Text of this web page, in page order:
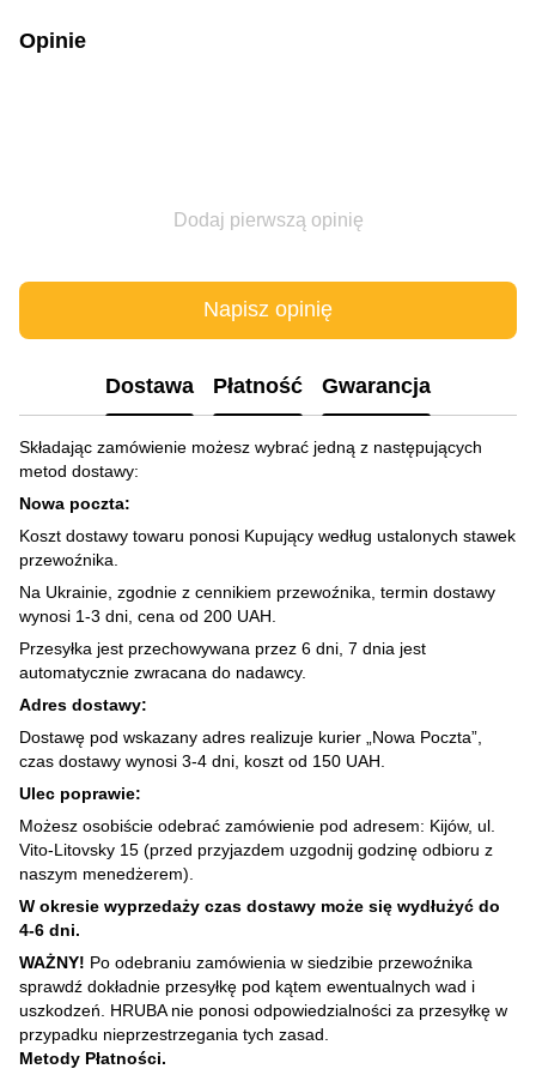
Opinie
Dodaj pierwszą opinię
Napisz opinię
Dostawa Płatność Gwarancja
Składając zamówienie możesz wybrać jedną z następujących
metod dostawy:
Nowa poczta:
Koszt dostawy towaru ponosi Kupujący według ustalonych stawek
przewoźnika.
Na Ukrainie, zgodnie z cennikiem przewoźnika, termin dostawy
wynosi 1-3 dni, cena od 200 UAH.
Przesyłka jest przechowywana przez 6 dni, 7 dnia jest
automatycznie zwracana do nadawcy.
Adres dostawy:
Dostawę pod wskazany adres realizuje kurier „Nowa Poczta”,
czas dostawy wynosi 3-4 dni, koszt od 150 UAH.
Ulec poprawie:
Możesz osobiście odebrać zamówienie pod adresem: Kijów, ul.
Vito-Litovsky 15 (przed przyjazdem uzgodnij godzinę odbioru z
naszym menedżerem).
W okresie wyprzedaży czas dostawy może się wydłużyć do
4-6 dni.
WAŻNY! Po odebraniu zamówienia w siedzibie przewoźnika
sprawdź dokładnie przesyłkę pod kątem ewentualnych wad i
uszkodzeń. HRUBA nie ponosi odpowiedzialności za przesyłkę w
przypadku nieprzestrzegania tych zasad.
Metody Płatności.